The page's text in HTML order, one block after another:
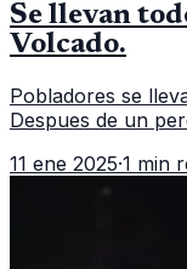
Se llevan
Volcado.
Pobladores se
Despues de un
repartidor que
11 ene 2025·1 min